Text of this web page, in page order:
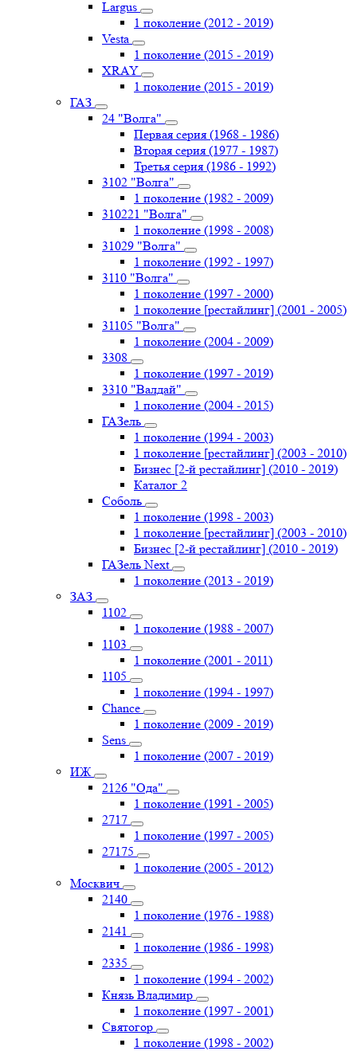
Largus
1 поколение (2012 - 2019)
Vesta
1 поколение (2015 - 2019)
XRAY
1 поколение (2015 - 2019)
ГАЗ
24 "Волга"
Первая серия (1968 - 1986)
Вторая серия (1977 - 1987)
Третья серия (1986 - 1992)
3102 "Волга"
1 поколение (1982 - 2009)
310221 "Волга"
1 поколение (1998 - 2008)
31029 "Волга"
1 поколение (1992 - 1997)
3110 "Волга"
1 поколение (1997 - 2000)
1 поколение [рестайлинг] (2001 - 2005)
31105 "Волга"
1 поколение (2004 - 2009)
3308
1 поколение (1997 - 2019)
3310 "Валдай"
1 поколение (2004 - 2015)
ГАЗель
1 поколение (1994 - 2003)
1 поколение [рестайлинг] (2003 - 2010)
Бизнес [2-й рестайлинг] (2010 - 2019)
Каталог 2
Соболь
1 поколение (1998 - 2003)
1 поколение [рестайлинг] (2003 - 2010)
Бизнес [2-й рестайлинг] (2010 - 2019)
ГАЗель Next
1 поколение (2013 - 2019)
ЗАЗ
1102
1 поколение (1988 - 2007)
1103
1 поколение (2001 - 2011)
1105
1 поколение (1994 - 1997)
Chance
1 поколение (2009 - 2019)
Sens
1 поколение (2007 - 2019)
ИЖ
2126 "Ода"
1 поколение (1991 - 2005)
2717
1 поколение (1997 - 2005)
27175
1 поколение (2005 - 2012)
Москвич
2140
1 поколение (1976 - 1988)
2141
1 поколение (1986 - 1998)
2335
1 поколение (1994 - 2002)
Князь Владимир
1 поколение (1997 - 2001)
Святогор
1 поколение (1998 - 2002)